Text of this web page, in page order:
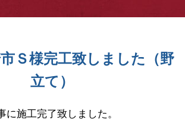
Ｓ様完工致しました（野
立て）
に施工完了致しました。